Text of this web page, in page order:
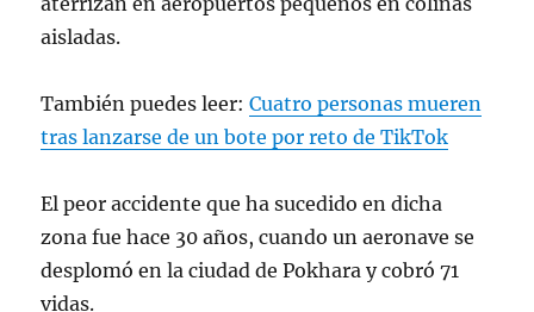
aisladas.
También puedes leer:Cuatro personas mueren
tras lanzarse de un bote por reto de TikTok
El peor accidente que ha sucedido en dicha
zona fue hace 30 años, cuando un aeronave se
desplomó en la ciudad de Pokhara y cobró 71
vidas.